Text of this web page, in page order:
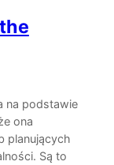
na podstawie
ona
planujących
Są to